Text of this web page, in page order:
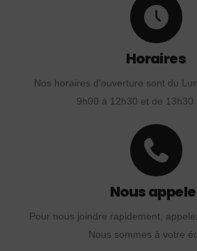
Horaires
Nos horaires d'ouverture sont du
9h00 à 12h30 et de 13h30
Nous
Pour nous joindre rapidement,
Nous sommes à votre